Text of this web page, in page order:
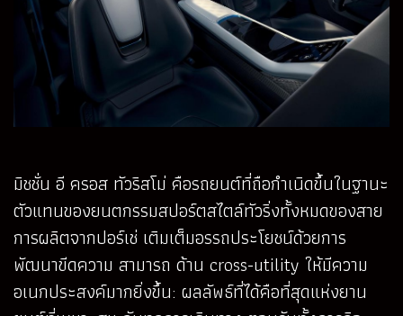
มิชชั่น อี ครอส ทัวริสโม่ คือรถยนต์ที่ถือกำเนิดขึ้นในฐานะ
ตัวแทนของยนตกรรมสปอร์ตสไตล์ทัวริ่งทั้งหมดของสาย
การผลิตจากปอร์เช่ เติมเต็มอรรถประโยชน์ด้วยการ
พัฒนาขีดความ สามารถ ด้าน cross-utility ให้มีความ
อเนกประสงค์มากยิ่งขึ้น: ผลลัพธ์ที่ได้คือที่สุดแห่งยาน